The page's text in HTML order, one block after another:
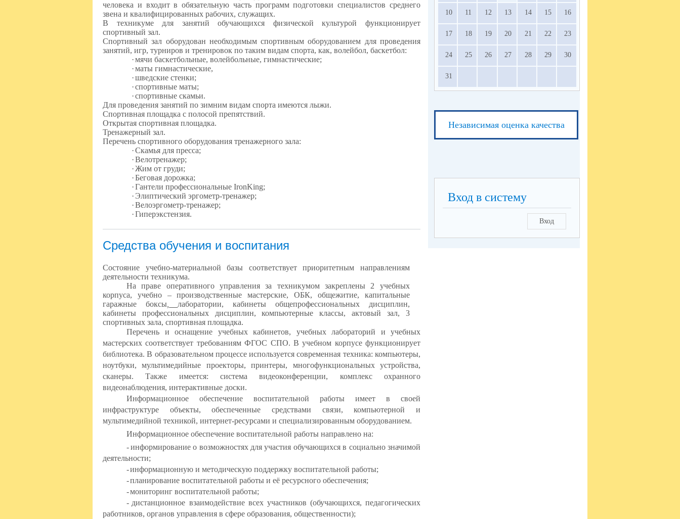
человека и входит в обязательную часть программ подготовки специалистов среднего
звена и квалифицированных рабочих, служащих.
В техникуме для занятий обучающихся физической культурой функционирует
спортивный зал.
Спортивный зал оборудован необходимым спортивным оборудованием для проведения
занятий, игр, турниров и тренировок по таким видам спорта, как, волейбол, баскетбол:
·мячи баскетбольные, волейбольные, гимнастические;
·маты гимнастические,
·шведские стенки;
·спортивные маты;
·спортивные скамьи.
Для проведения занятий по зимним видам спорта имеются лыжи.
Спортивная площадка с полосой препятствий.
Открытая спортивная площадка.
Тренажерный зал.
Перечень спортивного оборудования тренажерного зала:
·Скамья для пресса;
·Велотренажер;
·Жим от груди;
·Беговая дорожка;
·Гантели профессиональные IronKing;
· Элиптический эргометр-тренажер;
·Велоэргометр-тренажер;
·Гиперэкстензия.
Средства обучения и воспитания
Состояние учебно-материальной базы соответствует приоритетным направлениям
деятельности техникума.
На праве оперативного управления за техникумом закреплены 2 учебных
корпуса, учебно – производственные мастерские, ОБК, общежитие, капитальные
гаражные боксы,лаборатории, кабинеты общепрофессиональных дисциплин,
кабинеты профессиональных дисциплин, компьютерные классы, актовый зал, 3
спортивных зала, спортивная площадка.
Перечень и оснащение учебных кабинетов, учебных лабораторий и учебных
мастерских соответствует требованиям ФГОС СПО. В учебном корпусе функционирует
библиотека. В образовательном процессе используется современная техника: компьютеры,
ноутбуки, мультимедийные проекторы, принтеры, многофункциональных устройства,
сканеры. Также имеется: система видеоконференции, комплекс охранного
видеонаблюдения, интерактивные доски.
Информационное обеспечение воспитательной работы имеет в своей
инфраструктуре объекты, обеспеченные средствами связи, компьютерной и
мультимедийной техникой, интернет-ресурсами и специализированным оборудованием.
Информационное обеспечение воспитательной работы направлено на:
-информирование о возможностях для участия обучающихся в социально значимой
деятельности;
-информационную и методическую поддержку воспитательной работы;
-планирование воспитательной работы и её ресурсного обеспечения;
-мониторинг воспитательной работы;
- дистанционное взаимодействие всех участников (обучающихся, педагогических
работников, органов управления в сфере образования, общественности);
10 11 12 13 14 15 16
17 18 19 20 21 22 23
24 25 26 27 28 29 30
31
Независимая оценка качества
Вход в систему
Вход